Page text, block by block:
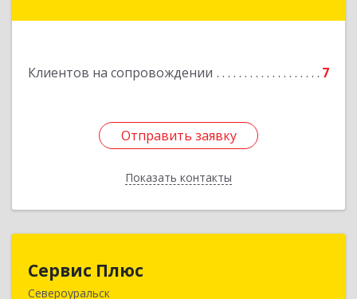
Клиентов на сопровождении 7
Отправить заявку
Показать контакты
Отправить заявку
Назад
Сервис Плюс
Североуральск